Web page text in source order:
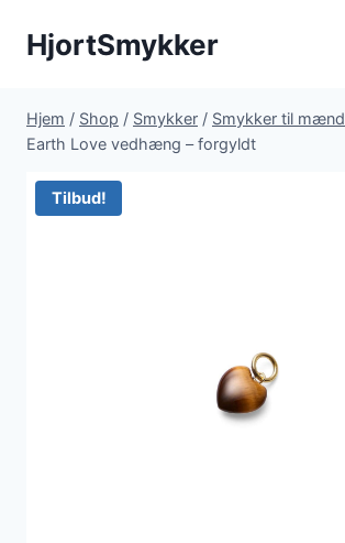
HjortSmykker
Hjem / Shop / Smykker / Smykker til mænd
Earth Love vedhæng – forgyldt
Tilbud!